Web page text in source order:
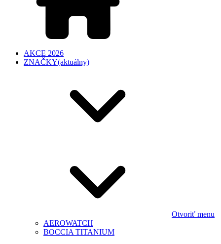
AKCE 2026
ZNAČKY(aktuálny)
Otvoriť menu
AEROWATCH
BOCCIA TITANIUM